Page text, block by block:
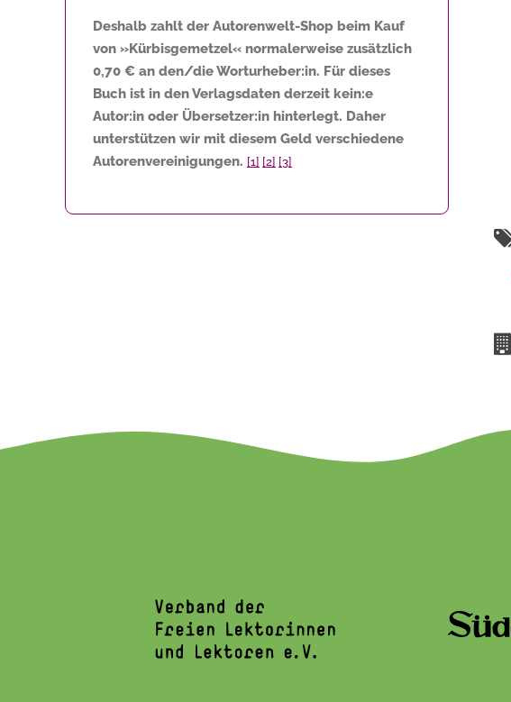
Deshalb zahlt der Autorenwelt-Shop beim Kauf
von »Kürbisgemetzel« normalerweise zusätzlich
0,70 € an den/die Worturheber:in. Für dieses
Buch ist in den Verlagsdaten derzeit kein:e
Autor:in oder Übersetzer:in hinterlegt. Daher
unterstützen wir mit diesem Geld verschiedene
Autorenvereinigungen. [1] [2] [3]